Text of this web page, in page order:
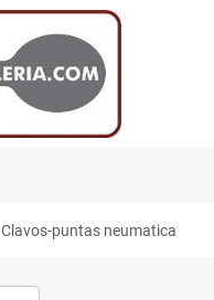
Clavos-puntas neumatica